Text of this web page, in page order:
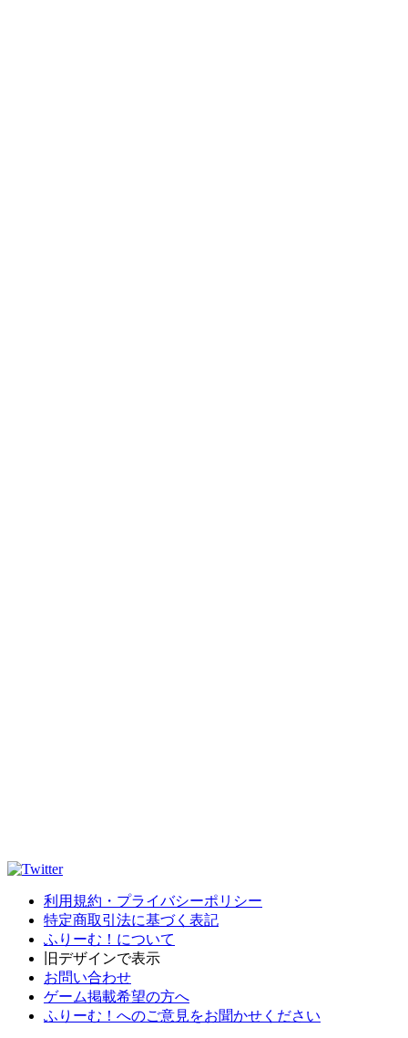
利用規約・プライバシーポリシー
特定商取引法に基づく表記
ふりーむ！について
旧デザインで表示
お問い合わせ
ゲーム掲載希望の方へ
ふりーむ！へのご意見をお聞かせください